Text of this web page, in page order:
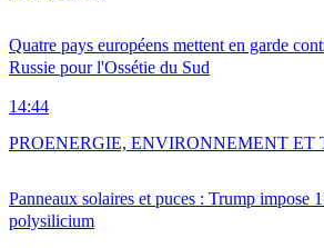
Quatre pays européens mettent en garde
Russie pour l'Ossétie du Sud
14:44
Panneaux solaires et puces : Trump impose
polysilicium
PROENERGIE, ENVIRONNEMENT ET